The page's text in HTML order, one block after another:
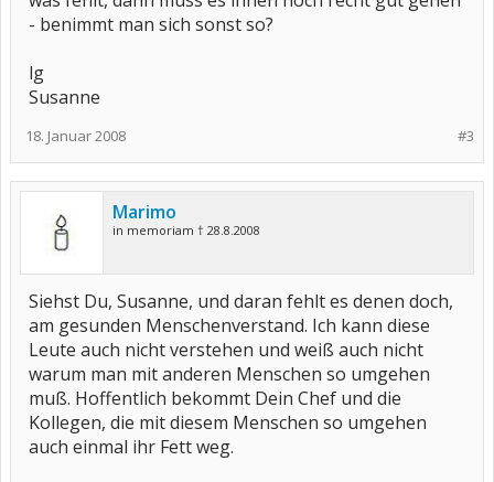
- benimmt man sich sonst so?
lg
Susanne
#3
18. Januar 2008
Marimo
in memoriam † 28.8.2008
Siehst Du, Susanne, und daran fehlt es denen doch,
am gesunden Menschenverstand. Ich kann diese
Leute auch nicht verstehen und weiß auch nicht
warum man mit anderen Menschen so umgehen
muß. Hoffentlich bekommt Dein Chef und die
Kollegen, die mit diesem Menschen so umgehen
auch einmal ihr Fett weg.